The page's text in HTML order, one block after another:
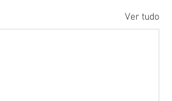
Ver tudo